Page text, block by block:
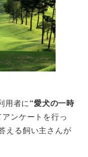
用者に“愛犬の一時
ンケートを行っ
える飼い主さんが